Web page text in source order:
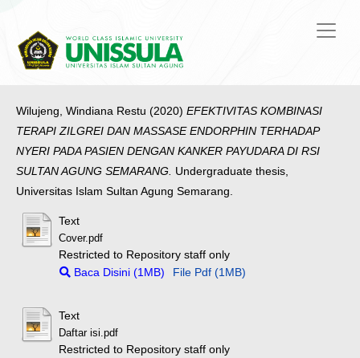
Wilujeng, Windiana Restu (2020) EFEKTIVITAS KOMBINASI
TERAPI ZILGREI DAN MASSASE ENDORPHIN TERHADAP
NYERI PADA PASIEN DENGAN KANKER PAYUDARA DI RSI
SULTAN AGUNG SEMARANG. Undergraduate thesis,
Universitas Islam Sultan Agung Semarang.
Text
Cover.pdf
Restricted to Repository staff only
Baca Disini (1MB)
File Pdf (1MB)
Text
Daftar isi.pdf
Restricted to Repository staff only